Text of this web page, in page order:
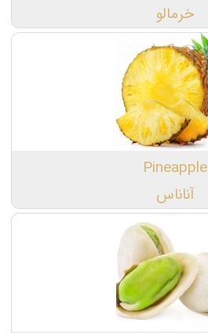
خرمالو
Pineapple
آناناس